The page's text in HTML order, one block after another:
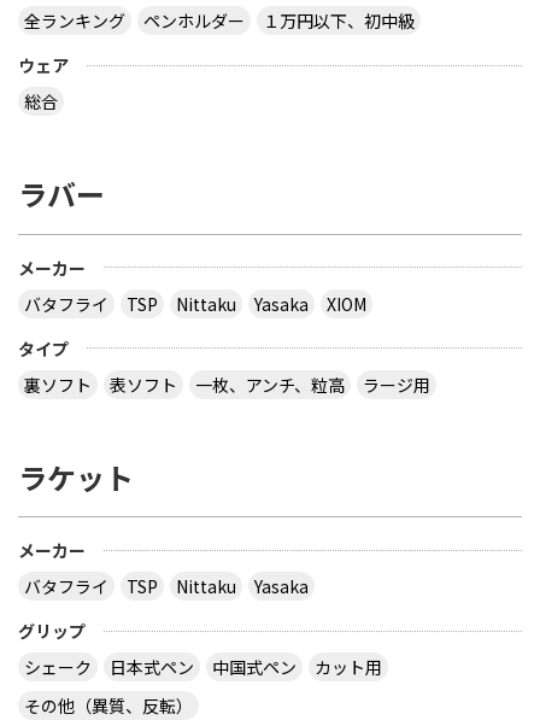
全ランキング
ペンホルダー
１万円以下、初中級
ウェア
総合
ラバー
メーカー
バタフライ
TSP Nittaku Yasaka
XIOM
タイプ
裏ソフト
表ソフト 一枚、アンチ、粒高 ラージ用
ラケット
メーカー
バタフライ
TSP Nittaku
Yasaka
グリップ
シェーク
日本式ペン 中国式ペン
カット用
その他（異質、反転）